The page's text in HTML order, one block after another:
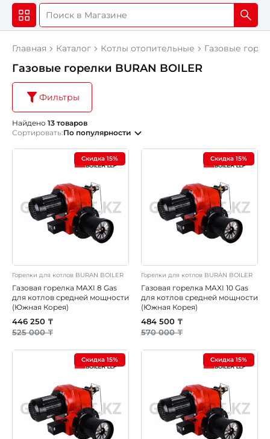
Главная Каталог Котлы отопительные Газовые
Газовые горелки BURAN BOILER
Фильтры
Найдено 13 товаров
Сортировать:По популярности
Скидка 15%
Горелки для котлов BURAN BOILER
Газовая горелка MAXI 8 Gas
для котлов средней мощности
(Южная Корея)
446 250 ₸
525 000 ₸
Скидка 15%
Горелки для котлов BURAN BOILER
Газовая горелка MAXI 10 Gas
для котлов средней мощности
(Южная Корея)
484 500 ₸
570 000 ₸
Скидка 15% Скидка 15%